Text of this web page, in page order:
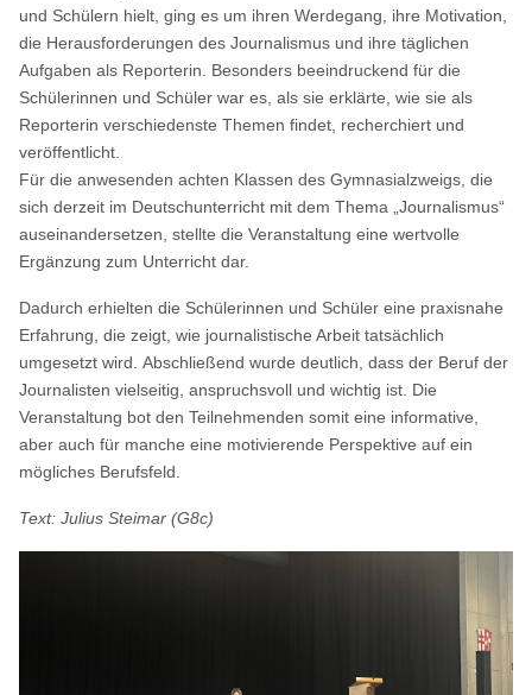
und Schülern hielt, ging es um ihren Werdegang, ihre Motivation,
die Herausforderungen des Journalismus und ihre täglichen
Aufgaben als Reporterin. Besonders beeindruckend für die
Schülerinnen und Schüler war es, als sie erklärte, wie sie als
Reporterin verschiedenste Themen findet, recherchiert und
veröffentlicht.
Für die anwesenden achten Klassen des Gymnasialzweigs, die
sich derzeit im Deutschunterricht mit dem Thema „Journalismus“
auseinandersetzen, stellte die Veranstaltung eine wertvolle
Ergänzung zum Unterricht dar.
Dadurch erhielten die Schülerinnen und Schüler eine praxisnahe
Erfahrung, die zeigt, wie journalistische Arbeit tatsächlich
umgesetzt wird. Abschließend wurde deutlich, dass der Beruf der
Journalisten vielseitig, anspruchsvoll und wichtig ist. Die
Veranstaltung bot den Teilnehmenden somit eine informative,
aber auch für manche eine motivierende Perspektive auf ein
mögliches Berufsfeld.
Text: Julius Steimar (G8c)